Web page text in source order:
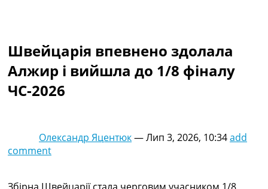
Україна. Прем’єр-Ліга
Україна. Перша Ліга
Ліга Чемпіонів
Англія. Прем’єр-Ліга
Чемпіонат Світу. Турнирні таблиці
Таблиця АПЛ
Швейцарія впевнено здолала
Алжир і вийшла до 1/8 фіналу
ЧС-2026
Олександр Яцентюк—Лип 3, 2026, 10:34add
comment